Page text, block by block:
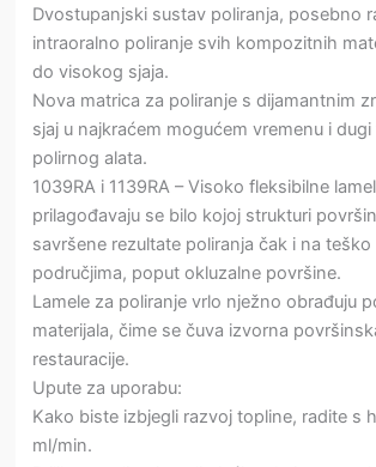
Dvostupanjski sustav poliranja, posebno
intraoralno poliranje svih kompozitnih
do visokog sjaja.
Nova matrica za poliranje s dijamantnim
sjaj u najkraćem mogućem vremenu i dugi
polirnog alata.
1039RA i 1139RA – Visoko fleksibilne
prilagođavaju se bilo kojoj strukturi
savršene rezultate poliranja čak i na teško
područjima, poput okluzalne površine.
Lamele za poliranje vrlo nježno obrađuju
materijala, čime se čuva izvorna
restauracije.
Upute za uporabu:
Kako biste izbjegli razvoj topline, radite s
ml/min.